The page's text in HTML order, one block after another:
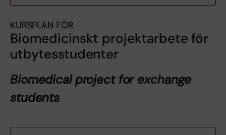
KURSPLAN FÖR
Biomedicinskt projektarbete för
utbytesstudenter
Biomedical project for exchange
students